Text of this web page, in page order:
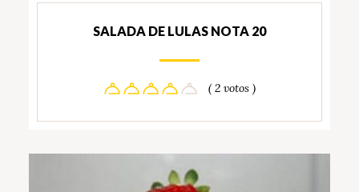
SALADA DE LULAS NOTA 20
( 2 votos )